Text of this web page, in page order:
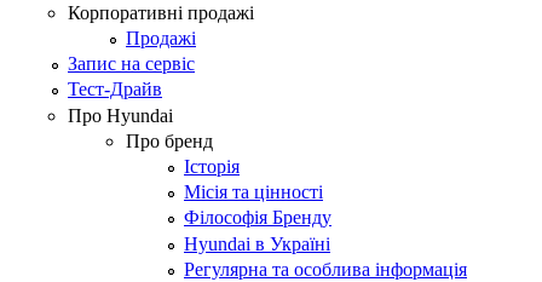
Корпоративні продажі
Продажі
Запис на сервіс
Тест-Драйв
Про Hyundai
Про бренд
Історія
Місія та цінності
Філософія Бренду
Hyundai в Україні
Регулярна та особлива інформація